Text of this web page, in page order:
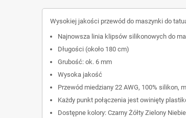
Wysokiej jakości przewód do maszynki do
Najnowsza linia klipsów silikonowych do
Długości (około 180 cm)
Grubość: ok. 6 mm
Wysoka jakość
Przewód miedziany 22 AWG, 100% silikon,
Każdy punkt połączenia jest owinięty
Dostępne kolory: Czarny Żółty Zielony